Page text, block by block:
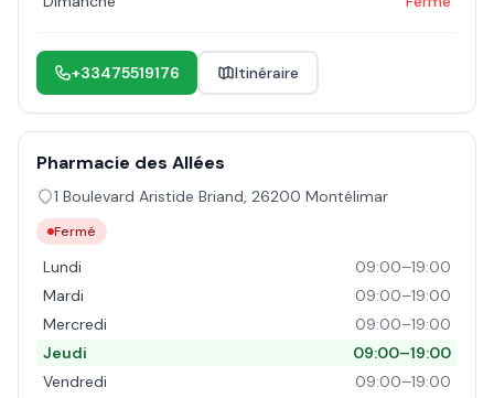
+33475519176 Itinéraire
Pharmacie des Allées
1 Boulevard Aristide Briand, 26200 Montélimar
Fermé
Lundi
09:00–19:00
Mardi
09:00–19:00
Mercredi
09:00–19:00
Jeudi
09:00–19:00
Vendredi
09:00–19:00